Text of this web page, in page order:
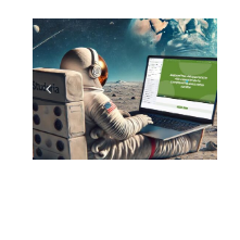
Cours BTS CG
: Votre
plateforme
d’apprentissage
complète
pour le BTS
Comptabilité
et Gestion